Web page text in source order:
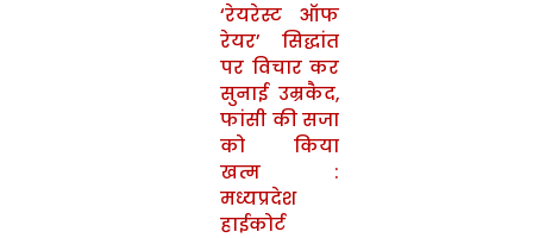
‘रेयरेस्ट ऑफ
रेयर’ सिद्धांत
पर विचार कर
सुनाई उम्रकैद,
फांसी की सजा
को किया
खत्म :
मध्यप्रदेश
हाईकोर्ट